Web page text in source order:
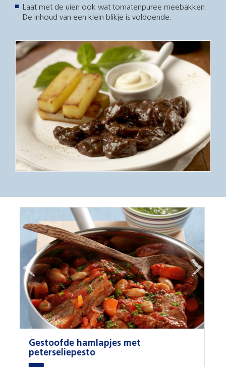
Laat met de uien ook wat tomatenpuree meebakken.
De inhoud van een klein blikje is voldoende.
Gestoofde varkenswang met
speculaas